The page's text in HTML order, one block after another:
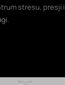
stresu, presji i
REKLAMA